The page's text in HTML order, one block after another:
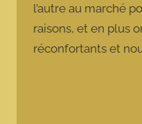
t
t
l’autre au marché
raisons, et en plus
réconfortants et